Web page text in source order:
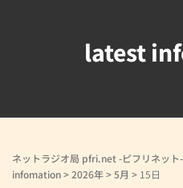
latest
ネットラジオ局 pfri.net -ピフリネット
infomation>2026年>5月 > 15日